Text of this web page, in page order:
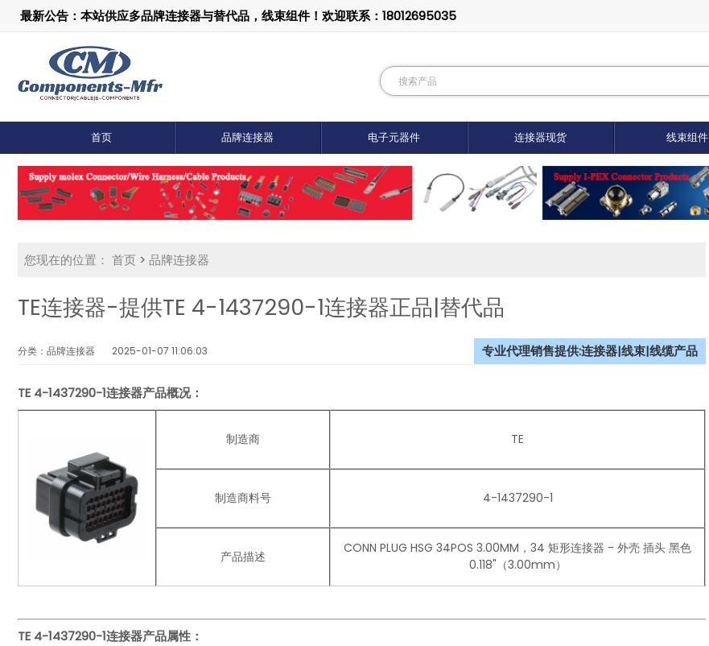
最新公告：本站供应多品牌连接器与替代品，线束组件！欢迎联系：18012695035
首页 品牌连接器 电子元器件 连接器现货 线束组件
您现在的位置： 首页 > 品牌连接器
TE连接器-提供TE 4-1437290-1连接器正品|替代品
分类：品牌连接器 2025-01-07 11:06:03 专业代理销售提供:连接器|线束|线缆产品
TE 4-1437290-1连接器产品概况：
制造商 TE
制造商料号 4-1437290-1
产品描述
CONN PLUG HSG 34POS 3.00MM，34 矩形连接器 - 外壳 插头 黑色
0.118"（3.00mm）
TE 4-1437290-1连接器产品属性：